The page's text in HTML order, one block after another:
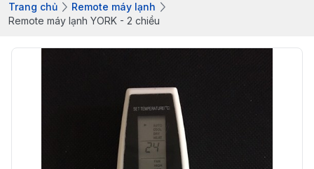
Trang chủ
Remote máy lạnh
Remote máy lạnh YORK - 2 chiều